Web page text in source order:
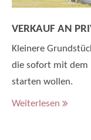
VERKAUF AN
Kleinere
die sofort mit dem
starten wollen.
Weiterlesen